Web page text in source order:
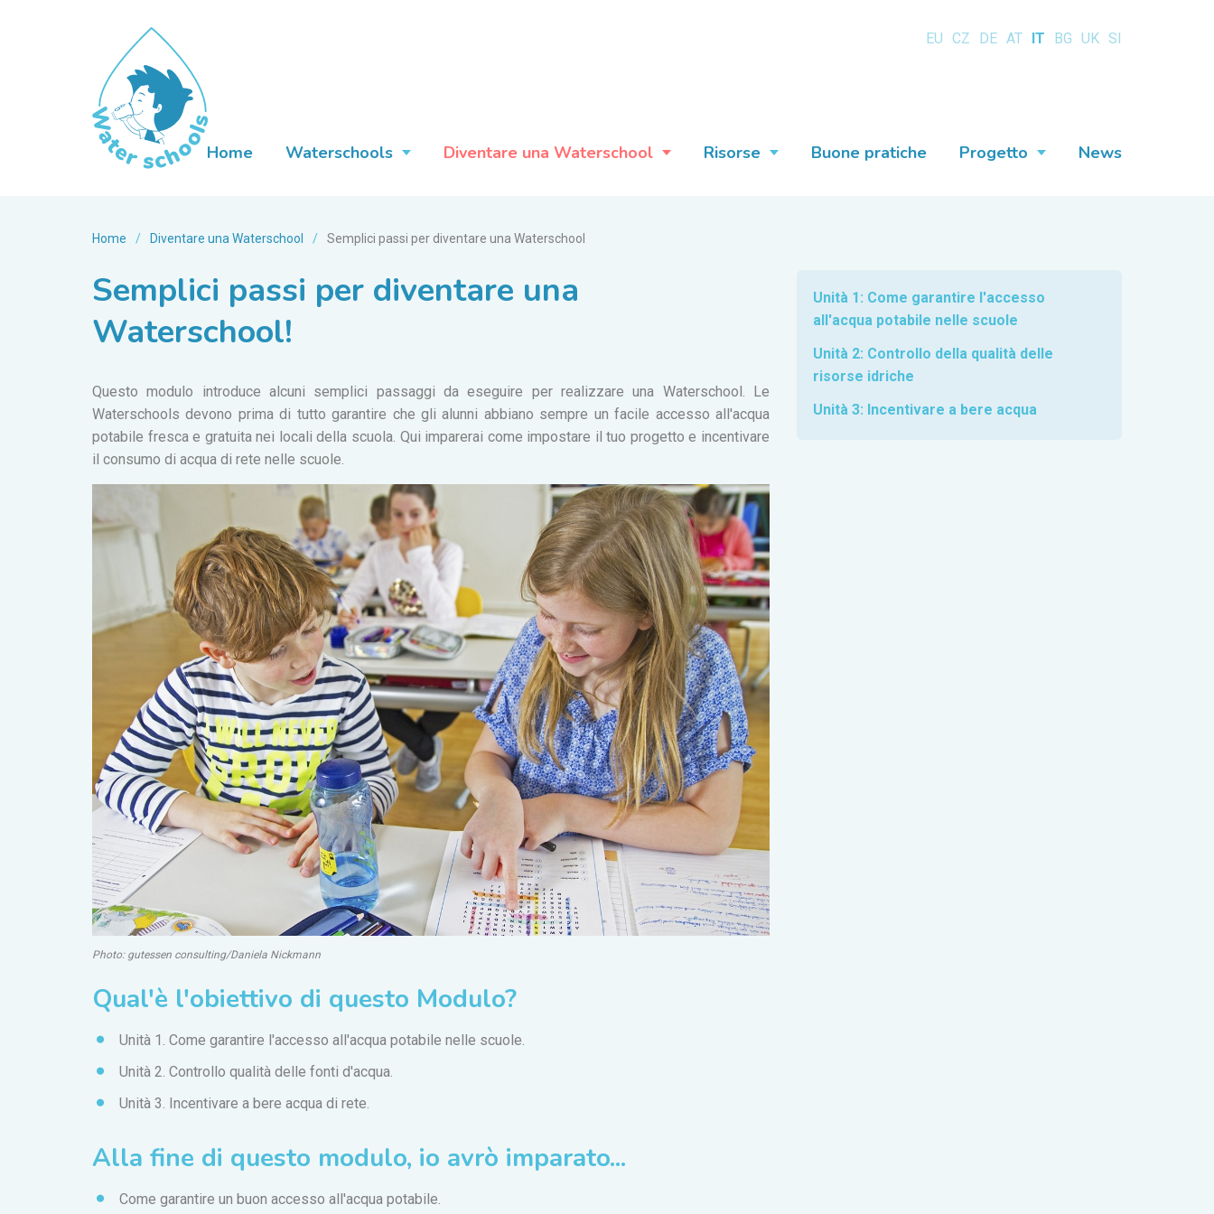
EU CZ DE AT IT BG UK SI
Home Waterschools Diventare una Waterschool Risorse Buone pratiche Progetto News
Home / Diventare una Waterschool / Semplici passi per diventare una Waterschool
Semplici passi per diventare una
Waterschool!
Questo modulo introduce alcuni semplici passaggi da eseguire per realizzare una Waterschool. Le
Waterschools devono prima di tutto garantire che gli alunni abbiano sempre un facile accesso all'acqua
potabile fresca e gratuita nei locali della scuola. Qui imparerai come impostare il tuo progetto e incentivare
il consumo di acqua di rete nelle scuole.
Photo: gutessen consulting/Daniela Nickmann
Qual'è l'obiettivo di questo Modulo?
Unità 1. Come garantire l'accesso all'acqua potabile nelle scuole.
Unità 2. Controllo qualità delle fonti d'acqua.
Unità 3. Incentivare a bere acqua di rete.
Alla fine di questo modulo, io avrò imparato...
Come garantire un buon accesso all'acqua potabile.
Unità 1: Come garantire l'accesso
all'acqua potabile nelle scuole
Unità 2: Controllo della qualità delle
risorse idriche
Unità 3: Incentivare a bere acqua